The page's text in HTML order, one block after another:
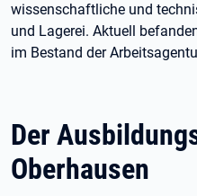
wissenschaftliche und
und Lagerei. Aktuell
im Bestand der
Der
Oberhausen